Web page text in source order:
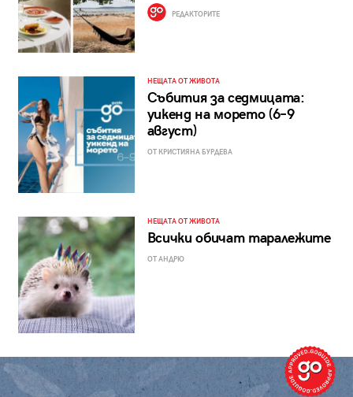
РЕДАКТОРИТЕ
НЕЩАТА ОТ ЖИВОТА
Събития за седмицата:
уикенд на морето (6–9
август)
ОТ КРИСТИЯНА БУРДЕВА
НЕЩАТА ОТ ЖИВОТА
Всички обичат таралежите
ОТ АНДРЮ